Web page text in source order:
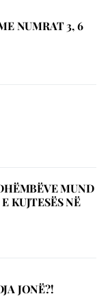
NUMRAT 3, 6
MUND
KUJTESËS NË
JONË?!